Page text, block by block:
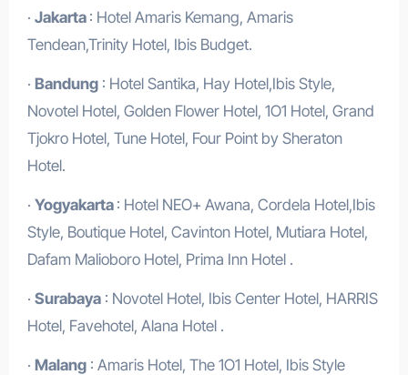
· Jakarta : Hotel Amaris Kemang, Amaris
Tendean,Trinity Hotel, Ibis Budget.
· Bandung: Hotel Santika, Hay Hotel,Ibis Style,
Novotel Hotel, Golden Flower Hotel, 1O1 Hotel, Grand
Tjokro Hotel, Tune Hotel, Four Point by Sheraton
Hotel.
· Yogyakarta : Hotel NEO+ Awana, Cordela Hotel,Ibis
Style, Boutique Hotel, Cavinton Hotel, Mutiara Hotel,
Dafam Malioboro Hotel, Prima Inn Hotel .
· Surabaya: Novotel Hotel, Ibis Center Hotel, HARRIS
Hotel, Favehotel, Alana Hotel .
· Malang: Amaris Hotel, The 1O1 Hotel, Ibis Style